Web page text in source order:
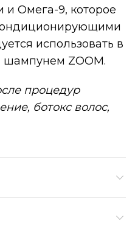
и Омега-9, которое
использовать в
шампунем ZOOM.
процедур
ботокс волос,